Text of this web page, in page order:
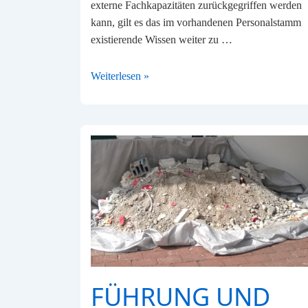
externe Fachkapazitäten zurückgegriffen werden
kann, gilt es das im vorhandenen Personalstamm
existierende Wissen weiter zu …
Mitarbeitende
denn
Weiterlesen »
FÜHRUNG UND